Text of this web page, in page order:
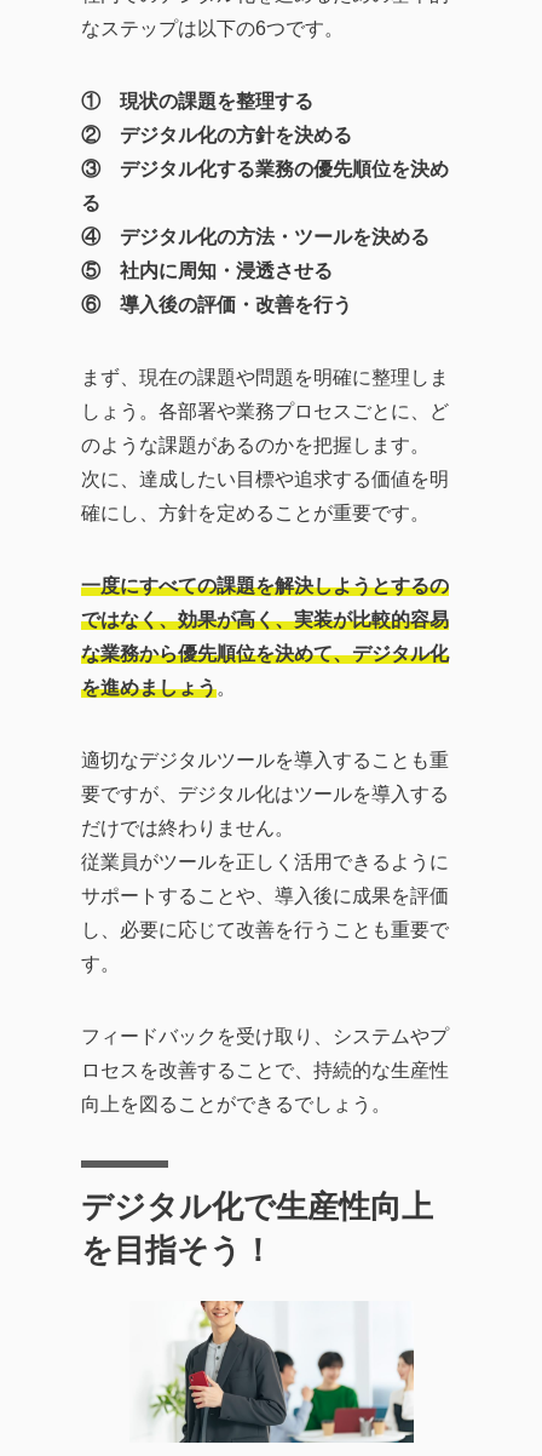
なステップは以下の6つです。
① 現状の課題を整理する
② デジタル化の方針を決める
③ デジタル化する業務の優先順位を決め
る
④ デジタル化の方法・ツールを決める
⑤ 社内に周知・浸透させる
⑥ 導入後の評価・改善を行う
まず、現在の課題や問題を明確に整理しま
しょう。各部署や業務プロセスごとに、ど
のような課題があるのかを把握します。
次に、達成したい目標や追求する価値を明
確にし、方針を定めることが重要です。
一度にすべての課題を解決しようとするの
ではなく、効果が高く、実装が比較的容易
な業務から優先順位を決めて、デジタル化
を進めましょう。
適切なデジタルツールを導入することも重
要ですが、デジタル化はツールを導入する
だけでは終わりません。
従業員がツールを正しく活用できるように
サポートすることや、導入後に成果を評価
し、必要に応じて改善を行うことも重要で
す。
フィードバックを受け取り、システムやプ
ロセスを改善することで、持続的な生産性
向上を図ることができるでしょう。
デジタル化で生産性向上
を目指そう！